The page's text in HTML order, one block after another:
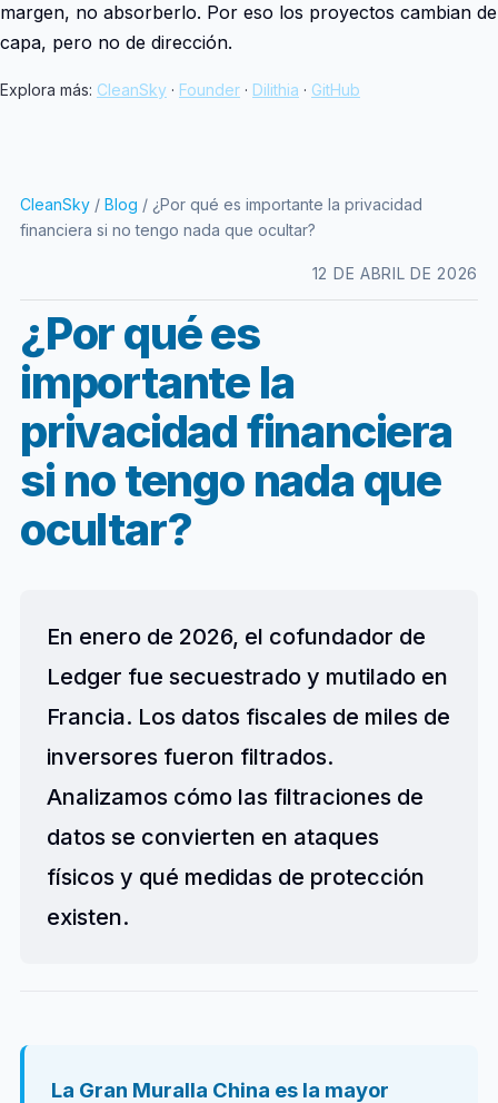
margen, no absorberlo. Por eso los proyectos cambian de
capa, pero no de dirección.
Explora más: CleanSky · Founder · Dilithia · GitHub
CleanSky/ Blog / ¿Por qué es importante la privacidad
financiera si no tengo nada que ocultar?
12 DE ABRIL DE 2026
¿Por qué es
importante la
privacidad financiera
si no tengo nada que
ocultar?
En enero de 2026, el cofundador de
Ledger fue secuestrado y mutilado en
Francia. Los datos fiscales de miles de
inversores fueron filtrados.
Analizamos cómo las filtraciones de
datos se convierten en ataques
físicos y qué medidas de protección
existen.
La Gran Muralla China es la mayor